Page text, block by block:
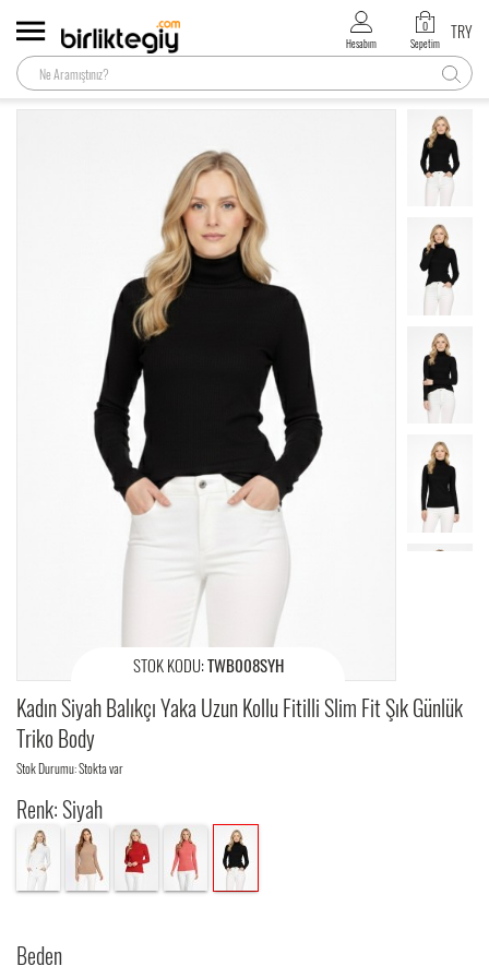
Hesabım
0
Sepetim
TRY
STOK KODU:TWB008SYH
Kadın Siyah Balıkçı Yaka Uzun Kollu Fitilli Slim Fit Şık Günlük
Triko Body
Stok Durumu: Stokta var
Renk: Siyah
Beden